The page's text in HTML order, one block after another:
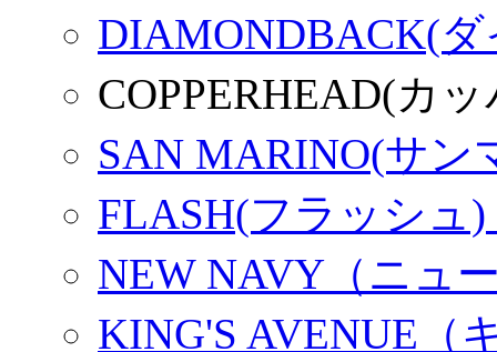
DIAMONDBACK(
COPPERHEAD(カ
SAN MARINO(サン
FLASH(フラッシュ)
NEW NAVY（ニュ
KING'S AVENUE（